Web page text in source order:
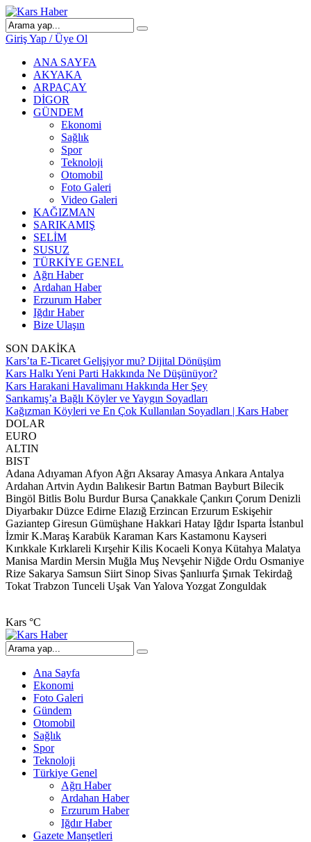
Giriş Yap / Üye Ol
ANA SAYFA
AKYAKA
ARPAÇAY
DİGOR
GÜNDEM
Ekonomi
Sağlık
Spor
Teknoloji
Otomobil
Foto Galeri
Video Galeri
KAĞIZMAN
SARIKAMIŞ
SELİM
SUSUZ
TÜRKİYE GENEL
Ağrı Haber
Ardahan Haber
Erzurum Haber
Iğdır Haber
Bize Ulaşın
SON DAKİKA
Kars’ta E-Ticaret Gelişiyor mu? Dijital Dönüşüm
Kars Halkı Yeni Parti Hakkında Ne Düşünüyor?
Kars Harakani Havalimanı Hakkında Her Şey
Sarıkamış’a Bağlı Köyler ve Yaygın Soyadları
Kağızman Köyleri ve En Çok Kullanılan Soyadları | Kars Haber
DOLAR
EURO
ALTIN
BIST
Adana Adıyaman Afyon Ağrı Aksaray Amasya Ankara Antalya
Ardahan Artvin Aydın Balıkesir Bartın Batman Bayburt Bilecik
Bingöl Bitlis Bolu Burdur Bursa Çanakkale Çankırı Çorum Denizli
Diyarbakır Düzce Edirne Elazığ Erzincan Erzurum Eskişehir
Gaziantep Giresun Gümüşhane Hakkari Hatay Iğdır Isparta İstanbul
İzmir K.Maraş Karabük Karaman Kars Kastamonu Kayseri
Kırıkkale Kırklareli Kırşehir Kilis Kocaeli Konya Kütahya Malatya
Manisa Mardin Mersin Muğla Muş Nevşehir Niğde Ordu Osmaniye
Rize Sakarya Samsun Siirt Sinop Sivas Şanlıurfa Şırnak Tekirdağ
Tokat Trabzon Tunceli Uşak Van Yalova Yozgat Zonguldak
Kars °C
Ana Sayfa
Ekonomi
Foto Galeri
Gündem
Otomobil
Sağlık
Spor
Teknoloji
Türkiye Genel
Ağrı Haber
Ardahan Haber
Erzurum Haber
Iğdır Haber
Gazete Manşetleri